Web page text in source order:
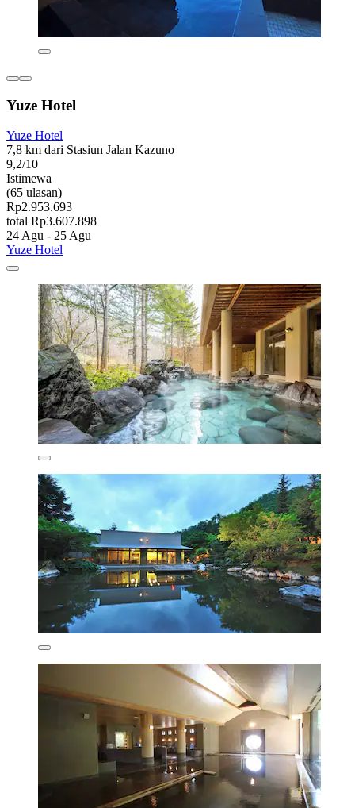
Yuze Hotel
Yuze Hotel
7,8 km dari Stasiun Jalan Kazuno
9,2/10
Istimewa
(65 ulasan)
Rp2.953.693
total Rp3.607.898
24 Agu - 25 Agu
Yuze Hotel